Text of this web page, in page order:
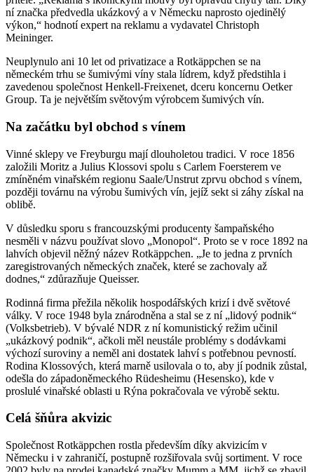
ní značka předvedla ukázkový a v Německu naprosto ojedinělý
výkon,“ hodnotí expert na reklamu a vydavatel Christoph
Meininger.
Neuplynulo ani 10 let od privatizace a Rotkäppchen se na
německém trhu se šumivými víny stala lídrem, když předstihla i
zavedenou společnost Henkell-Freixenet, dceru koncernu Oetker
Group. Ta je největším světovým výrobcem šumivých vín.
Na začátku byl obchod s vínem
Vinné sklepy ve Freyburgu mají dlouholetou tradici. V roce 1856
založili Moritz a Julius Klossovi spolu s Carlem Foersterem ve
zmíněném vinařském regionu Saale/Unstrut zprvu obchod s vínem,
později továrnu na výrobu šumivých vín, jejíž sekt si záhy získal na
oblibě.
V důsledku sporu s francouzskými producenty šampaňského
nesměli v názvu používat slovo „Monopol“. Proto se v roce 1892 na
lahvích objevil něžný název Rotkäppchen. „Je to jedna z prvních
zaregistrovaných německých značek, které se zachovaly až
dodnes,“ zdůrazňuje Queisser.
Rodinná firma přežila několik hospodářských krizí i dvě světové
války. V roce 1948 byla znárodněna a stal se z ní „lidový podnik“
(Volksbetrieb). V bývalé NDR z ní komunistický režim učinil
„ukázkový podnik“, ačkoli měl neustále problémy s dodávkami
výchozí suroviny a neměl ani dostatek lahví s potřebnou pevností.
Rodina Klossových, která marně usilovala o to, aby jí podnik zůstal,
odešla do západoněmeckého Rüdesheimu (Hesensko), kde v
proslulé vinařské oblasti u Rýna pokračovala ve výrobě sektu.
Celá šňůra akvizic
Společnost Rotkäppchen rostla především díky akvizicím v
Německu i v zahraničí, postupně rozšiřovala svůj sortiment. V roce